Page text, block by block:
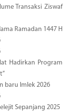
Transaksi Ziswaf
Ramadan 1447 H
Hadirkan Program
baru Imlek 2026
Sepanjang 2025